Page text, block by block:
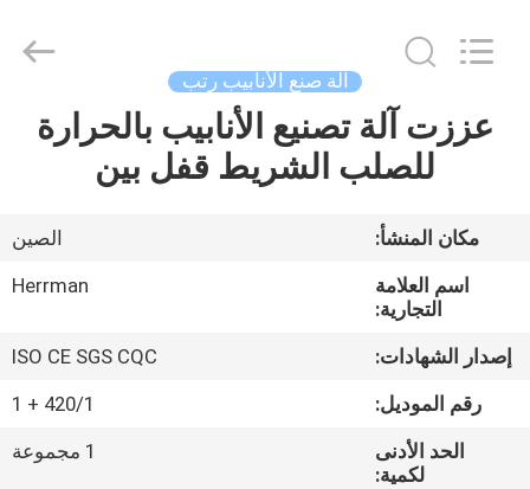
مسكن
معلومات
جولة
Herrman
Machinery
Reserved.
Developed
آلة صنع الأنابيب رتب
عززت آلة تصنيع الأنابيب بالحرارة
للصلب الشريط قفل بين
مكان المنشأ:
الصين
اسم العلامة
التجارية:
Herrman
إصدار الشهادات:
ISO CE SGS CQC
رقم الموديل:
420/1 + 1
الحد الأدنى
لكمية:
1 مجموعة